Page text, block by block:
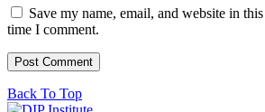
Save my name, email, and website in
time I comment.
Back To Top